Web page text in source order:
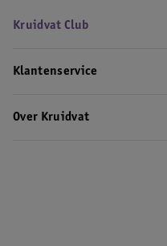
Kruidvat Club
Klantenservice
Over Kruidvat